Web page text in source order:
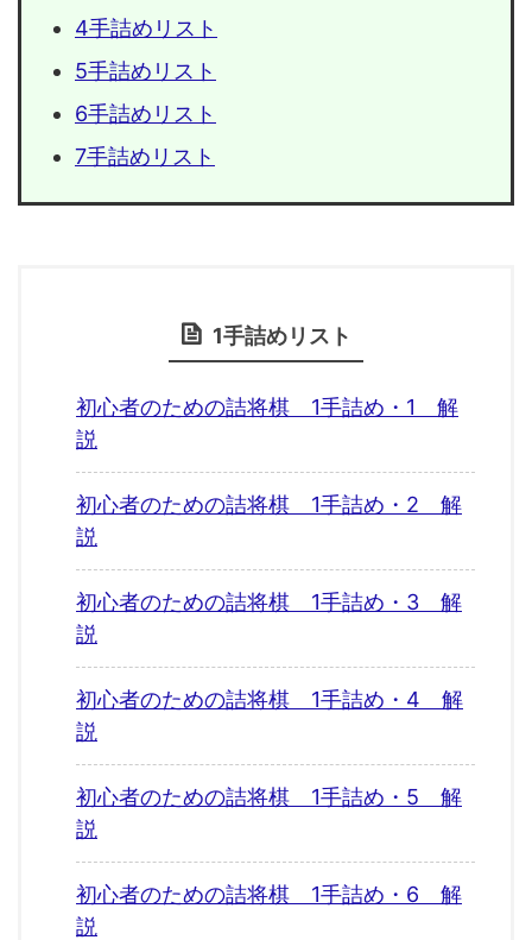
4手詰めリスト
5手詰めリスト
6手詰めリスト
7手詰めリスト
1手詰めリスト
初心者のための詰将棋 1手詰め・1 解
説
初心者のための詰将棋 1手詰め・2 解
説
初心者のための詰将棋 1手詰め・3 解
説
初心者のための詰将棋 1手詰め・4 解
説
初心者のための詰将棋 1手詰め・5 解
説
初心者のための詰将棋 1手詰め・6 解
説